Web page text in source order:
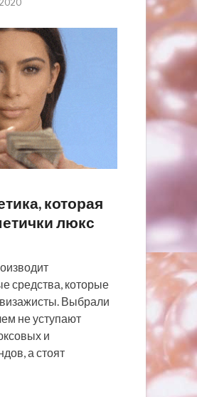
которая
люкс
средства, которые
Выбрали
не уступают
и
а стоят